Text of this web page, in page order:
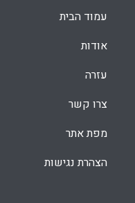
עמוד הבית
אודות
עזרה
צרו קשר
מפת אתר
הצהרת נגישות